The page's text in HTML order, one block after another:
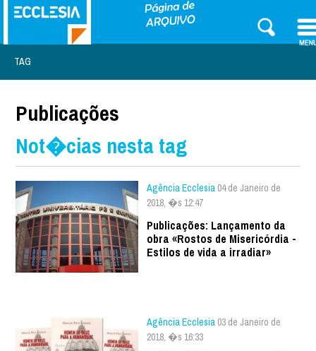
TAG
Publicações
Not�cias nesta tag
Agência Ecclesia 04 de Janeiro de
2018, �s 12:47
Publicações: Lançamento da
obra «Rostos de Misericórdia -
Estilos de vida a irradiar»
Agência Ecclesia 03 de Janeiro de
2018, �s 16:33